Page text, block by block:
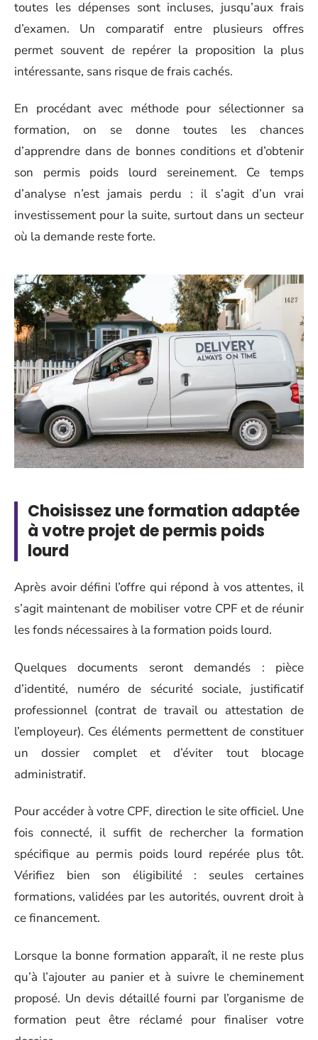
toutes les dépenses sont incluses, jusqu’aux frais
d’examen. Un comparatif entre plusieurs offres
permet souvent de repérer la proposition la plus
intéressante, sans risque de frais cachés.
En procédant avec méthode pour sélectionner sa
formation, on se donne toutes les chances
d’apprendre dans de bonnes conditions et d’obtenir
son permis poids lourd sereinement. Ce temps
d’analyse n’est jamais perdu : il s’agit d’un vrai
investissement pour la suite, surtout dans un secteur
où la demande reste forte.
Choisissez une formation adaptée
à votre projet de permis poids
lourd
Après avoir défini l’offre qui répond à vos attentes, il
s’agit maintenant de mobiliser votre CPF et de réunir
les fonds nécessaires à la formation poids lourd.
Quelques documents seront demandés : pièce
d’identité, numéro de sécurité sociale, justificatif
professionnel (contrat de travail ou attestation de
l’employeur). Ces éléments permettent de constituer
un dossier complet et d’éviter tout blocage
administratif.
Pour accéder à votre CPF, direction le site officiel. Une
fois connecté, il suffit de rechercher la formation
spécifique au permis poids lourd repérée plus tôt.
Vérifiez bien son éligibilité : seules certaines
formations, validées par les autorités, ouvrent droit à
ce financement.
Lorsque la bonne formation apparaît, il ne reste plus
qu’à l’ajouter au panier et à suivre le cheminement
proposé. Un devis détaillé fourni par l’organisme de
formation peut être réclamé pour finaliser votre